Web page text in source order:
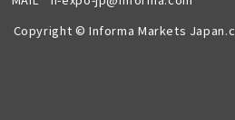
Copyright © Informa Markets